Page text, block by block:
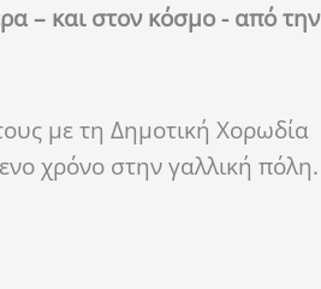
– και στον κόσμο - από την
με τη Δημοτική Χορωδία
χρόνο στην γαλλική πόλη.